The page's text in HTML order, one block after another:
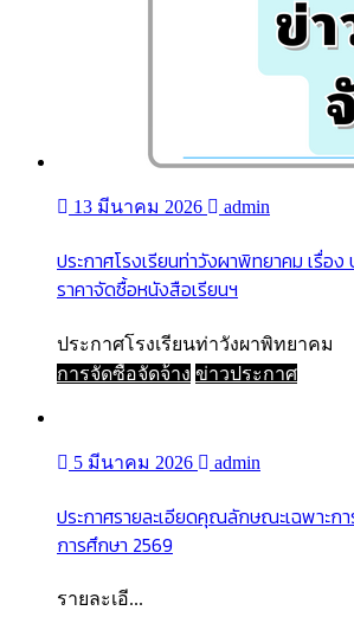
13 มีนาคม 2026 admin
ประกาศโรงเรียนท่าวังผาพิทยาคม เรื่อง
ราคาจัดซื้อหนังสือเรียนฯ
ประกาศโรงเรียนท่าวังผาพิทยาคม
การจัดซื้อจัดจ้าง ข่าวประกาศ
5 มีนาคม 2026 admin
ประกาศรายละเอียดคุณลักษณะเฉพาะก
การศึกษา 2569
รายละเอี...